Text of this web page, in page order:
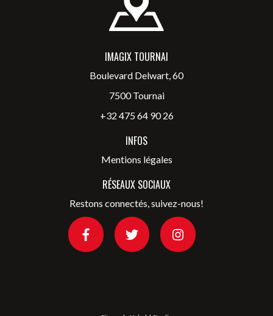
IMAGIX TOURNAI
Boulevard Delwart, 60
7500 Tournai
+32 475 64 90 26
INFOS
Mentions légales
RÉSEAUX SOCIAUX
Restons connectés, suivez-nous!